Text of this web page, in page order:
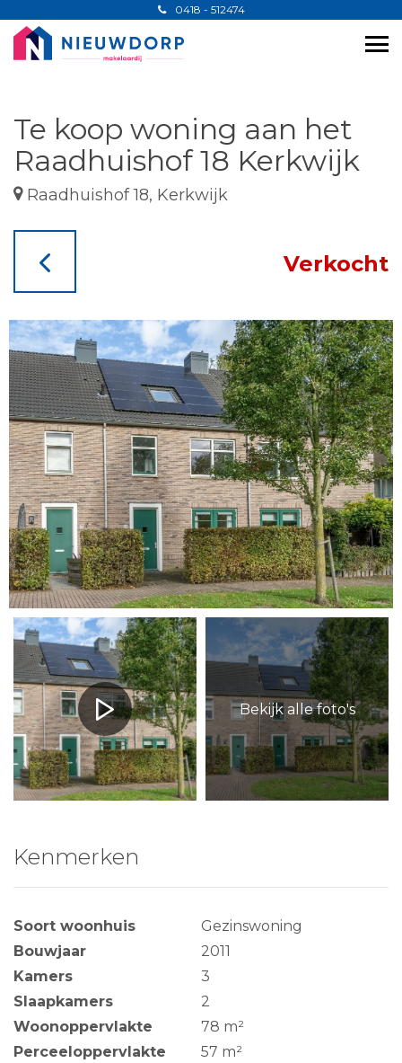
0418 - 512474
Te koop woning aan het
Raadhuishof 18 Kerkwijk
Raadhuishof 18, Kerkwijk
Verkocht
Bekijk alle foto's
Kenmerken
Soort woonhuis
Gezinswoning
Bouwjaar
2011
Kamers
3
Slaapkamers
2
Woonoppervlakte
78 m²
Perceeloppervlakte
57 m²